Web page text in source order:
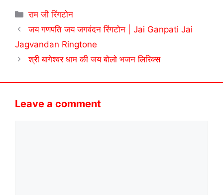
Categories
राम जी रिंगटोन
जय गणपति जय जगवंदन रिंगटोन | Jai Ganpati Jai
Jagvandan Ringtone
श्री बागेश्वर धाम की जय बोलो भजन लिरिक्स
Leave a comment